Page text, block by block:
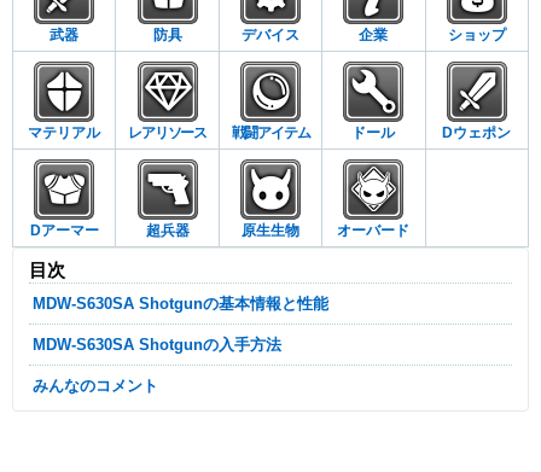
武器 防具 デバイス 企業 ショップ
マテリアル レアリソース 戦闘アイテム ドール Dウェポン
Dアーマー 超兵器 原生生物 オーバード
目次
MDW-S630SA Shotgunの基本情報と性能
MDW-S630SA Shotgunの入手方法
みんなのコメント